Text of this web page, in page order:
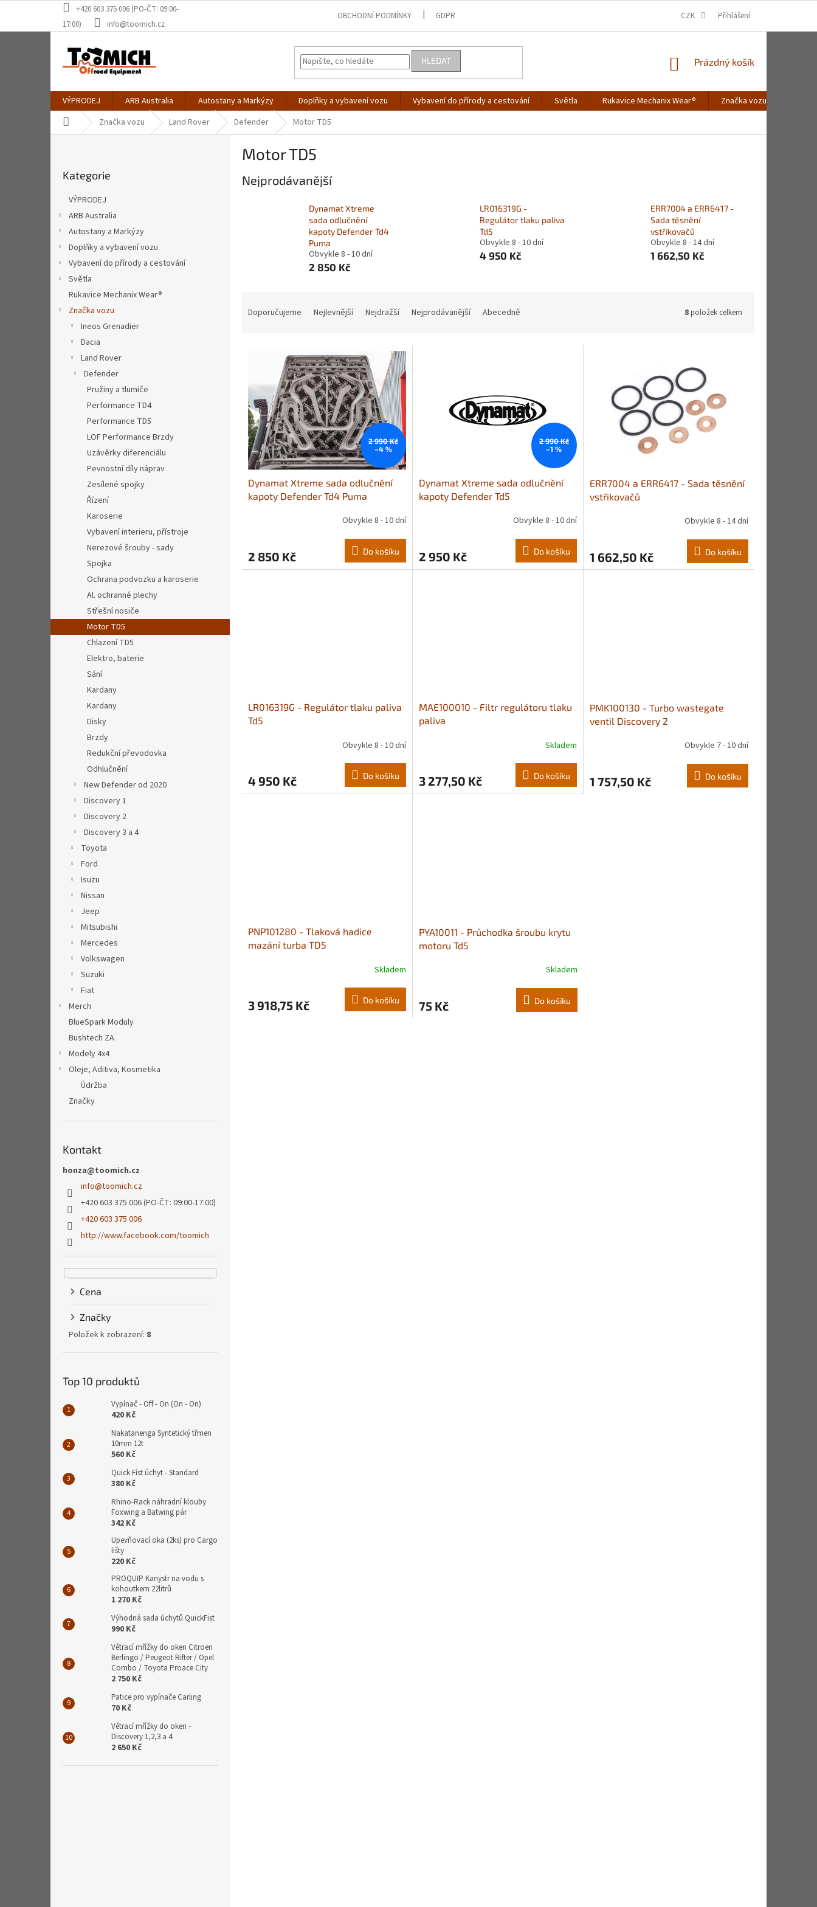
obsah
+420 603 375 006 (PO-ČT: 09:00-
17:00)
info@toomich.cz
OBCHODNÍ PODMÍNKY GDPR CZK Přihlášení
HLEDAT
NÁKUPNÍ
Prázdný košík
VÝPRODEJ ARB Australia Autostany a Markýzy Doplňky a vybavení vozu Vybavení do přírody a cestování Světla Rukavice Mechanix Wear® Značka vozu
Domů Značka vozu Land Rover Defender Motor TD5
kategorie
Kategorie
VÝPRODEJ
ARB Australia
Autostany a Markýzy
Doplňky a vybavení vozu
Vybavení do přírody a cestování
Světla
Rukavice Mechanix Wear®
Značka vozu
Ineos Grenadier
Dacia
Land Rover
Defender
Pružiny a tlumiče
Performance TD4
Performance TD5
LOF Performance Brzdy
Uzávěrky diferenciálu
Pevnostní díly náprav
Zesílené spojky
Řízení
Karoserie
Vybavení interieru, přístroje
Nerezové šrouby - sady
Spojka
Ochrana podvozku a karoserie
Al. ochranné plechy
Střešní nosiče
Motor TD5
Chlazení TD5
Elektro, baterie
Sání
Kardany
Kardany
Disky
Brzdy
Redukční převodovka
Odhlučnění
New Defender od 2020
Discovery 1
Discovery 2
Discovery 3 a 4
Toyota
Ford
Isuzu
Nissan
Jeep
Mitsubishi
Mercedes
Volkswagen
Suzuki
Fiat
Merch
BlueSpark Moduly
Bushtech ZA
Modely 4x4
Oleje, Aditiva, Kosmetika
Údržba
Značky
Kontakt
honza@toomich.cz
info@toomich.cz
+420 603 375 006 (PO-ČT: 09:00-17:00)
+420 603 375 006
http://www.facebook.com/toomich
Cena
Značky
Položek k zobrazení: 8
Top 10 produktů
Vypínač - Off - On (On - On)
420 Kč
Nakatanenga Syntetický třmen
10mm 12t
560 Kč
Quick Fist úchyt - Standard
380 Kč
Rhino-Rack náhradní klouby
Foxwing a Batwing pár
342 Kč
Upevňovací oka (2ks) pro Cargo
lišty
220 Kč
PROQUIP Kanystr na vodu s
kohoutkem 22litrů
1 270 Kč
Výhodná sada úchytů QuickFist
990 Kč
Větrací mřížky do oken Citroen
Berlingo / Peugeot Rifter / Opel
Combo / Toyota Proace City
2 750 Kč
Patice pro vypínače Carling
70 Kč
Větrací mřížky do oken -
Discovery 1,2,3 a 4
2 650 Kč
Motor TD5
Nejprodávanější
Dynamat Xtreme
sada odlučnění
kapoty Defender Td4
Puma
Obvykle 8 - 10 dní
2 850 Kč
LR016319G -
Regulátor tlaku paliva
Td5
Obvykle 8 - 10 dní
4 950 Kč
ERR7004 a ERR6417 -
Sada těsnění
vstřikovačů
Obvykle 8 - 14 dní
1 662,50 Kč
Doporučujeme Nejlevnější Nejdražší Nejprodávanější Abecedně 8položek celkem
p
2 990 Kč
–4 %
Dynamat Xtreme sada odlučnění
kapoty Defender Td4 Puma
Obvykle 8 - 10 dní
2 850 Kč Do košíku
2 990 Kč
–1 %
Dynamat Xtreme sada odlučnění
kapoty Defender Td5
Obvykle 8 - 10 dní
2 950 Kč Do košíku
ERR7004 a ERR6417 - Sada těsnění
vstřikovačů
Obvykle 8 - 14 dní
1 662,50 Kč Do košíku
LR016319G - Regulátor tlaku paliva
Td5
Obvykle 8 - 10 dní
4 950 Kč Do košíku
MAE100010 - Filtr regulátoru tlaku
paliva
Skladem
3 277,50 Kč Do košíku
PMK100130 - Turbo wastegate
ventil Discovery 2
Obvykle 7 - 10 dní
1 757,50 Kč Do košíku
PNP101280 - Tlaková hadice
mazání turba TD5
Skladem
3 918,75 Kč Do košíku
PYA10011 - Průchodka šroubu krytu
motoru Td5
Skladem
75 Kč Do košíku